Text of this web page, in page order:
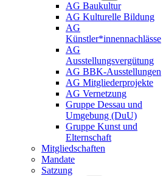
AG Baukultur
AG Kulturelle Bildung
AG
Künstler*innennachlässe
AG
Ausstellungsvergütung
AG BBK-Ausstellungen
AG Mitgliederprojekte
AG Vernetzung
Gruppe Dessau und
Umgebung (DuU)
Gruppe Kunst und
Elternschaft
Mitgliedschaften
Mandate
Satzung